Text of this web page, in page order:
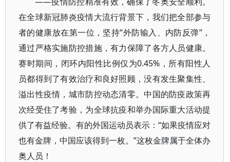
在全球新冠肺炎疫情大流行背景下，我们把全部参与
者的健康放在第一位，坚持“外防输入、内防反弹”，
通过严格实施防控措施，有力保障了各方人员健康。
赛时期间，闭环内阳性比例仅为0.45%，所有阳性人
员都得到了有效治疗和良好照顾，没有发生聚集性、
溢出性疫情，城市防控动态清零。中国的防疫政策再
次经受住了考验，为全球抗疫和举办国际重大活动提
供了有益经验。有的外国运动员表示：“如果疫情应对
也有金牌，中国应该得到一枚。”这枚金牌属于全体办
奥人员！